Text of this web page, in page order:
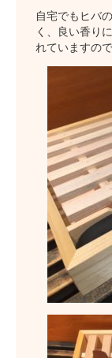
自宅でもヒバ
く、良い香り
れていますの